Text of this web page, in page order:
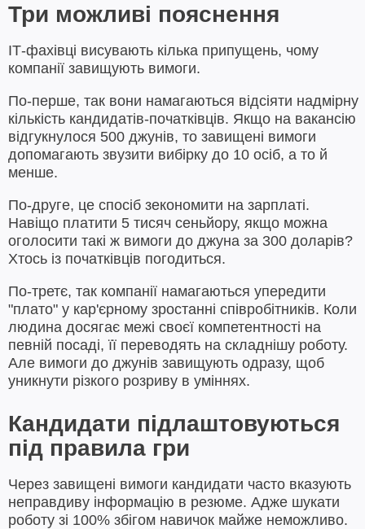
Три можливі пояснення
ІТ-фахівці висувають кілька припущень, чому
компанії завищують вимоги.
По-перше, так вони намагаються відсіяти надмірну
кількість кандидатів-початківців. Якщо на вакансію
відгукнулося 500 джунів, то завищені вимоги
допомагають звузити вибірку до 10 осіб, а то й
менше.
По-друге, це спосіб зекономити на зарплаті.
Навіщо платити 5 тисяч сеньйору, якщо можна
оголосити такі ж вимоги до джуна за 300 доларів?
Хтось із початківців погодиться.
По-третє, так компанії намагаються упередити
"плато" у кар'єрному зростанні співробітників. Коли
людина досягає межі своєї компетентності на
певній посаді, її переводять на складнішу роботу.
Але вимоги до джунів завищують одразу, щоб
уникнути різкого розриву в уміннях.
Кандидати підлаштовуються
під правила гри
Через завищені вимоги кандидати часто вказують
неправдиву інформацію в резюме. Адже шукати
роботу зі 100% збігом навичок майже неможливо.